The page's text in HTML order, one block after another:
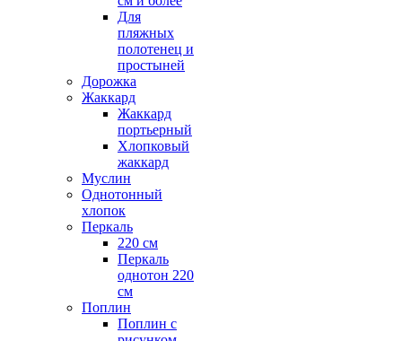
Для
пляжных
полотенец и
простыней
Дорожка
Жаккард
Жаккард
портьерный
Хлопковый
жаккард
Муслин
Однотонный
хлопок
Перкаль
220 см
Перкаль
однотон 220
см
Поплин
Поплин с